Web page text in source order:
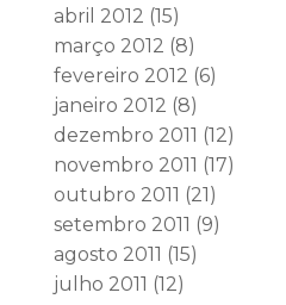
abril 2012 (15)
março 2012 (8)
fevereiro 2012 (6)
janeiro 2012 (8)
dezembro 2011 (12)
novembro 2011 (17)
outubro 2011 (21)
setembro 2011 (9)
agosto 2011 (15)
julho 2011 (12)